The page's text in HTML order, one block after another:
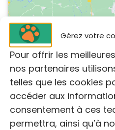
Gérez votre
Pour offrir les
nos partenaires
telles que les cookies
accéder aux
consentement à ces
permettra, ainsi qu’à
Cliquez pour
marketing et